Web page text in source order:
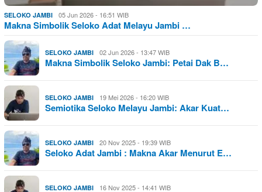
SELOKO JAMBI 05 Jun 2026 - 16:51 WIB
Makna Simbolik Seloko Adat Melayu Jambi …
SELOKO JAMBI 02 Jun 2026 - 13:47 WIB
Makna Simbolik Seloko Jambi: Petai Dak B…
SELOKO JAMBI 19 Mei 2026 - 16:20 WIB
Semiotika Seloko Melayu Jambi: Akar Kuat…
SELOKO JAMBI 20 Nov 2025 - 19:39 WIB
Seloko Adat Jambi : Makna Akar Menurut E…
SELOKO JAMBI 16 Nov 2025 - 14:41 WIB